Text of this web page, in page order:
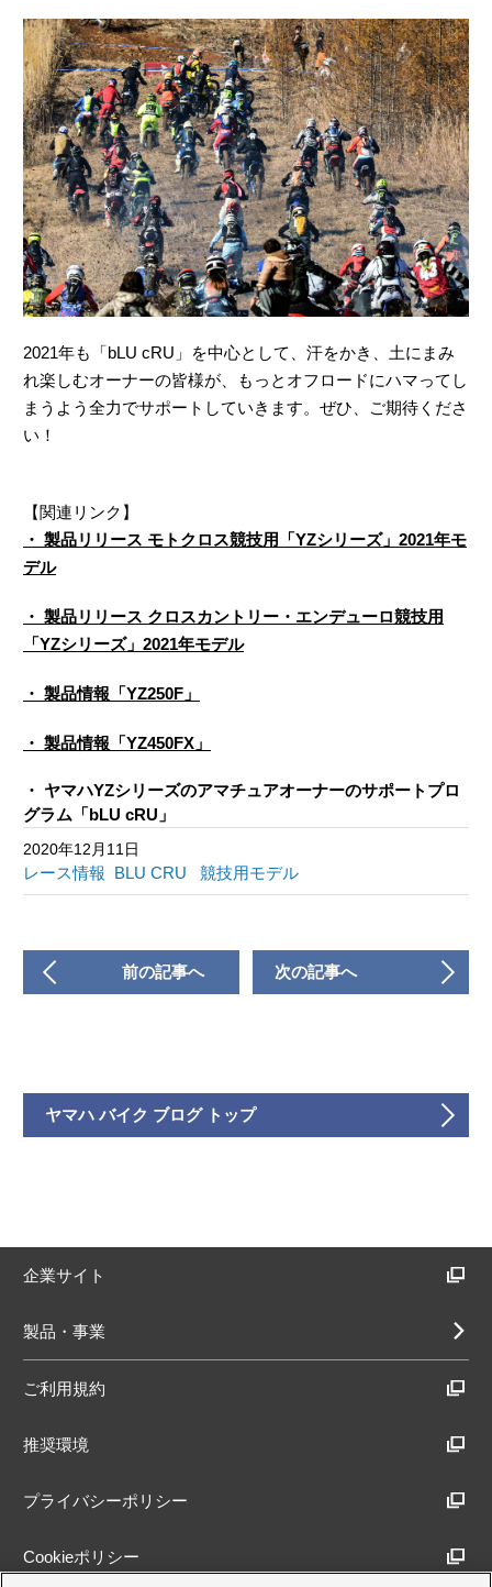
2021年も「bLU cRU」を中心として、汗をかき、土にまみ
れ楽しむオーナーの皆様が、もっとオフロードにハマってし
まうよう全力でサポートしていきます。ぜひ、ご期待くださ
い！
【関連リンク】
・ 製品リリース モトクロス競技用「YZシリーズ」2021年モ
デル
・ 製品リリース クロスカントリー・エンデューロ競技用
「YZシリーズ」2021年モデル
・ 製品情報「YZ250F」
・ 製品情報「YZ450FX」
・ ヤマハYZシリーズのアマチュアオーナーのサポートプロ
グラム「bLU cRU」
2020年12月11日
レース情報 BLU CRU 競技用モデル
前の記事へ 次の記事へ
ヤマハ バイク ブログ トップ
企業サイト
製品・事業
ご利用規約
推奨環境
プライバシーポリシー
Cookieポリシー